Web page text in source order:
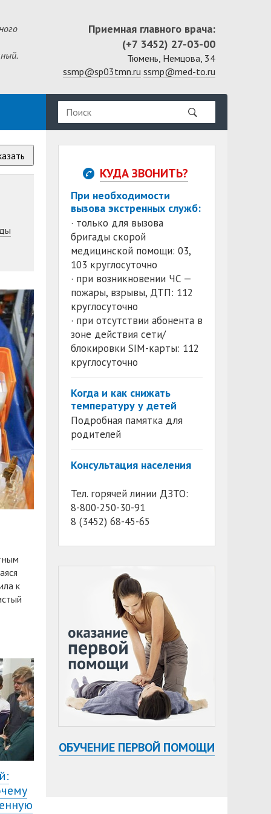
Приемная главного врача:
(+7 3452) 27-03-00
Тюмень, Немцова, 34
ssmp@sp03tmn.ru ssmp@med-to.ru
к
КУДА ЗВОНИТЬ?
При необходимости
вызова экстренных служб:
· только для вызова
бригады скорой
медицинской помощи: 03,
103 круглосуточно
· при возникновении ЧС —
пожары, взрывы, ДТП: 112
круглосуточно
· при отсутствии абонента в
зоне действия сети/
блокировки SIM-карты: 112
круглосуточно
Когда и как снижать
температуру у детей
Подробная памятка для
родителей
Консультация населения
Тел. горячей линии ДЗТО:
8-800-250-30-91
8 (3452) 68-45-65
ОБУЧЕНИЕ ПЕРВОЙ ПОМОЩИ